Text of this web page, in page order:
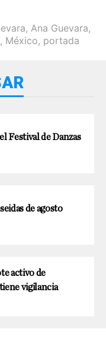
, Ana Guevara,
, México, portada
Festival de Danzas
de agosto
activo de
vigilancia